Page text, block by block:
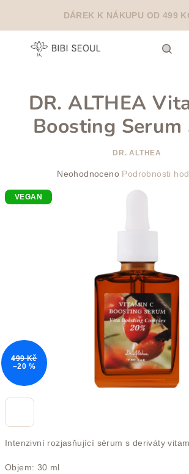
obsah
DÁREK K NÁKUPU OD 499
Intenzivní rozjasňující sérum s deriváty
Objem: 30 ml
DR. ALTHEA
Boosting
DR. ALTHEA
Průměrné
Neohodnoceno Podrobnosti
VEGAN
499 Kč
–20 %